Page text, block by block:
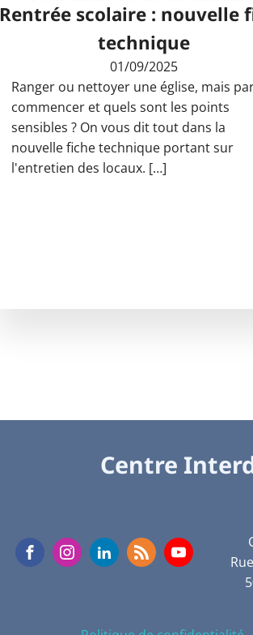
Rentrée scolaire : nouvelle
technique
01/09/2025
Ranger ou nettoyer une église, mais
commencer et quels sont les points
sensibles ? On vous dit tout dans la
nouvelle fiche technique portant sur
l'entretien des locaux. […]
Centre